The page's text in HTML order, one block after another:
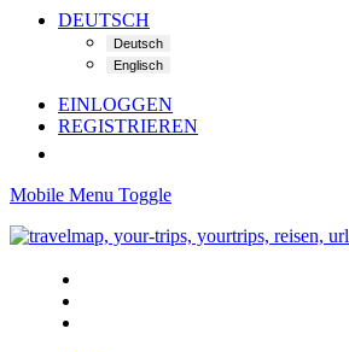
DEUTSCH
EINLOGGEN
REGISTRIEREN
Mobile Menu Toggle